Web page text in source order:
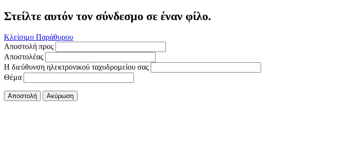
Στείλτε αυτόν τον σύνδεσμο σε έναν φίλο.
Κλείσιμο Παράθυρου
Αποστολή προς
Αποστολέας
Η διεύθυνση ηλεκτρονικού ταχυδρομείου σας
Θέμα
Αποστολή Ακύρωση